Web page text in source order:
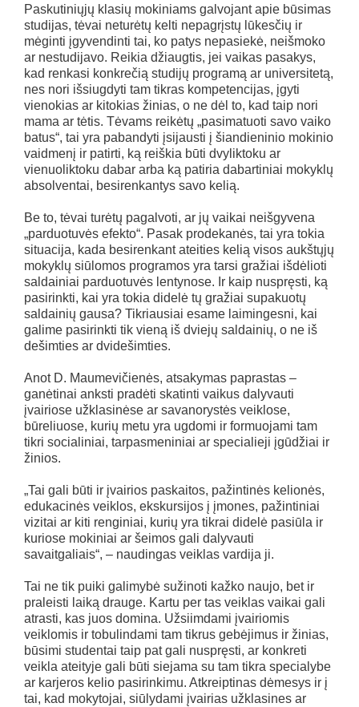
Paskutiniųjų klasių mokiniams galvojant apie būsimas
studijas, tėvai neturėtų kelti nepagrįstų lūkesčių ir
mėginti įgyvendinti tai, ko patys nepasiekė, neišmoko
ar nestudijavo. Reikia džiaugtis, jei vaikas pasakys,
kad renkasi konkrečią studijų programą ar universitetą,
nes nori išsiugdyti tam tikras kompetencijas, įgyti
vienokias ar kitokias žinias, o ne dėl to, kad taip nori
mama ar tėtis. Tėvams reikėtų „pasimatuoti savo vaiko
batus“, tai yra pabandyti įsijausti į šiandieninio mokinio
vaidmenį ir patirti, ką reiškia būti dvyliktoku ar
vienuoliktoku dabar arba ką patiria dabartiniai mokyklų
absolventai, besirenkantys savo kelią.
Be to, tėvai turėtų pagalvoti, ar jų vaikai neišgyvena
„parduotuvės efekto“. Pasak prodekanės, tai yra tokia
situacija, kada besirenkant ateities kelią visos aukštųjų
mokyklų siūlomos programos yra tarsi gražiai išdėlioti
saldainiai parduotuvės lentynose. Ir kaip nuspręsti, ką
pasirinkti, kai yra tokia didelė tų gražiai supakuotų
saldainių gausa? Tikriausiai esame laimingesni, kai
galime pasirinkti tik vieną iš dviejų saldainių, o ne iš
dešimties ar dvidešimties.
Anot D. Maumevičienės, atsakymas paprastas –
ganėtinai anksti pradėti skatinti vaikus dalyvauti
įvairiose užklasinėse ar savanorystės veiklose,
būreliuose, kurių metu yra ugdomi ir formuojami tam
tikri socialiniai, tarpasmeniniai ar specialieji įgūdžiai ir
žinios.
„Tai gali būti ir įvairios paskaitos, pažintinės kelionės,
edukacinės veiklos, ekskursijos į įmones, pažintiniai
vizitai ar kiti renginiai, kurių yra tikrai didelė pasiūla ir
kuriose mokiniai ar šeimos gali dalyvauti
savaitgaliais“, – naudingas veiklas vardija ji.
Tai ne tik puiki galimybė sužinoti kažko naujo, bet ir
praleisti laiką drauge. Kartu per tas veiklas vaikai gali
atrasti, kas juos domina. Užsiimdami įvairiomis
veiklomis ir tobulindami tam tikrus gebėjimus ir žinias,
būsimi studentai taip pat gali nuspręsti, ar konkreti
veikla ateityje gali būti siejama su tam tikra specialybe
ar karjeros kelio pasirinkimu. Atkreiptinas dėmesys ir į
tai, kad mokytojai, siūlydami įvairias užklasines ar